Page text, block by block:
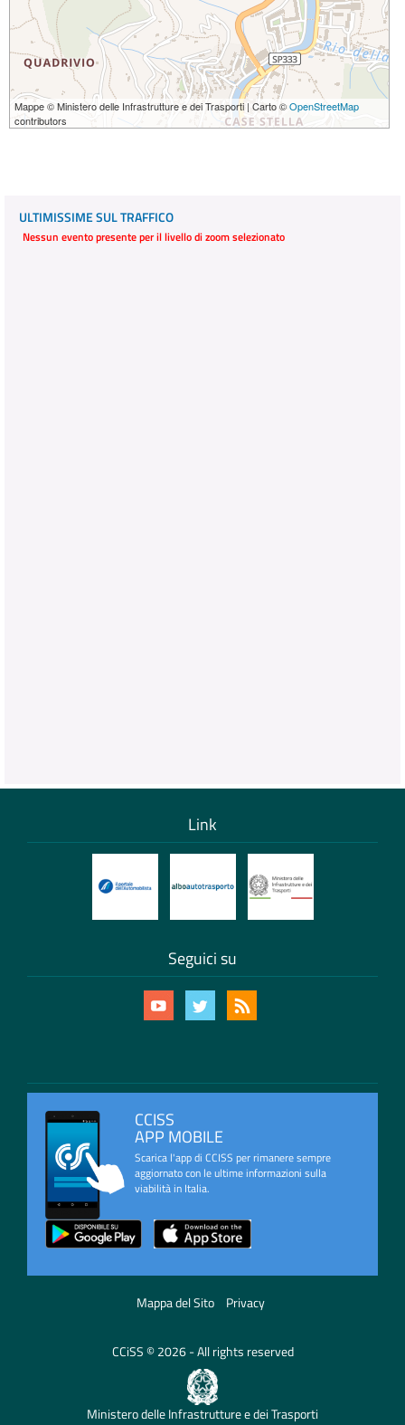
Mappe © Ministero delle Infrastrutture e dei Trasporti | Carto ©OpenStreetMap
contributors
ULTIMISSIME SUL TRAFFICO
Nessun evento presente per il livello di zoom selezionato
Link
Seguici su
CCISS
APP MOBILE
Scarica l'app di CCISS per rimanere sempre
aggiornato con le ultime informazioni sulla
viabilità in Italia.
Mappa del Sito Privacy
CCiSS © 2026 - All rights reserved
Ministero delle Infrastrutture e dei Trasporti